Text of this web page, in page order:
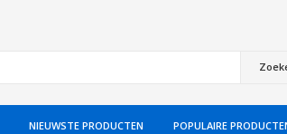
NIEUWSTE PRODUCTEN POPULAIRE